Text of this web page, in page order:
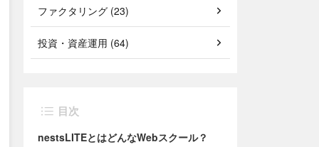
ファクタリング (23)
投資・資産運用 (64)
目次
nestsLITEとはどんなWebスクール？